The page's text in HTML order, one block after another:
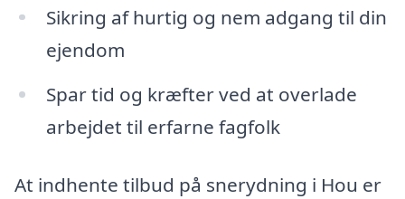
Sikring af hurtig og nem adgang til din
ejendom
Spar tid og kræfter ved at overlade
arbejdet til erfarne fagfolk
At indhente tilbud på snerydning i Hou er